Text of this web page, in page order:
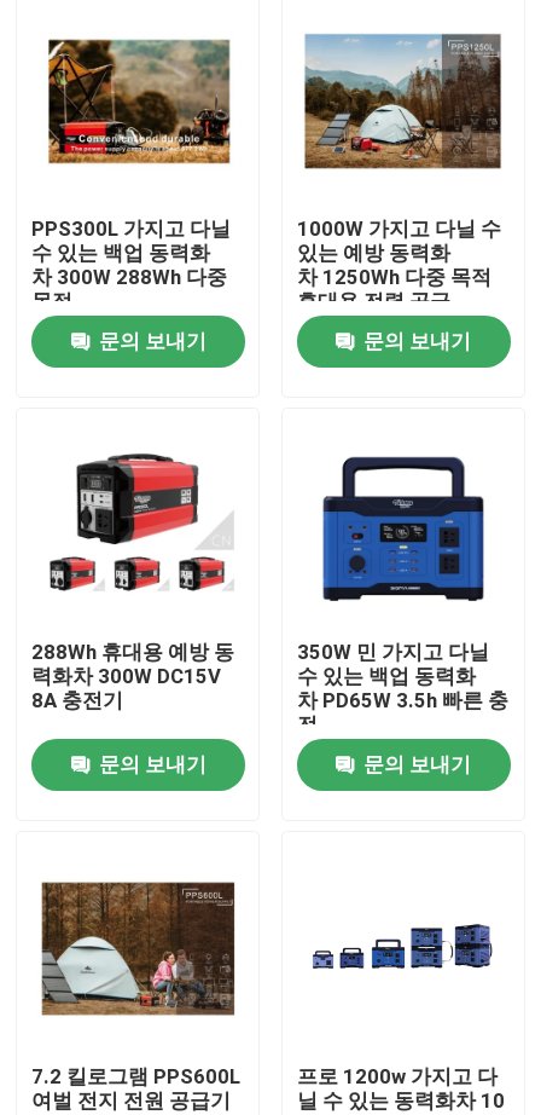
회사 소개
접촉
제품 소개
휘발유 용접 발전기
디젤 엔진 용접 발전기
가지고 다닐 수 있는 용접 발전기
엔진 주도 용접공들
PPS300L 가지고 다닐
수 있는 백업 동력화
차 300W 288Wh 다중
목적
문의 보내기
1000W 가지고 다닐 수
있는 예방 동력화
차 1250Wh 다중 목적
휴대용 전력 공급
문의 보내기
288Wh 휴대용 예방 동
력화차 300W DC15V
8A 충전기
문의 보내기
350W 민 가지고 다닐
수 있는 백업 동력화
차 PD65W 3.5h 빠른 충
전
문의 보내기
7.2 킬로그램 PPS600L
여벌 전지 전원 공급기
프로 1200w 가지고 다
닐 수 있는 동력화차 10